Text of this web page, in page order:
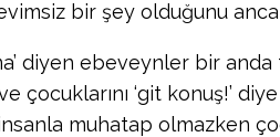
bir şey olduğunu
diyen ebeveynler bir
çocuklarını ‘git konuş!’
muhatap olmazken